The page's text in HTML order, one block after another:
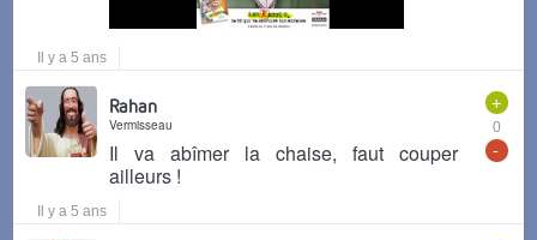
Il y a 5 ans
+
0
-
Rahan
Vermisseau
Il va abîmer la chaise, faut couper
ailleurs !
Il y a 5 ans